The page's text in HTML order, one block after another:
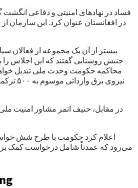
فساد در نهادهای امنیتی و دفاعی
در افغانستان عنوان کرد. این سازمان
پیشتر از آن یک مجموعه از فعالان
جنبش روشنایی گفتند که این اجلاس را
محاکمه حکومت وحدت ملی تبدیل
نیروی
اعلام کرد حکومت با طرح شش
می‌رود که عمدتاً شامل درخواست کمک